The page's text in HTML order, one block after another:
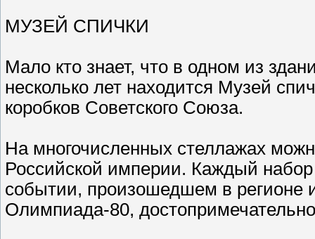
МУЗЕЙ СПИЧКИ
Мало кто знает, что в одном из
несколько лет находится Музей
коробков Советского Союза.
На многочисленных стеллажах
Российской империи. Каждый
событии, произошедшем в регионе
Олимпиада-80,